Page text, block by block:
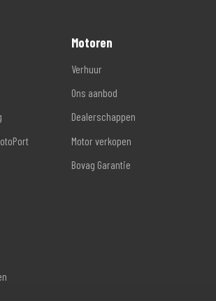
Motoren
Verhuur
Ons aanbod
Dealerschappen
Motor verkopen
Bovag Garantie